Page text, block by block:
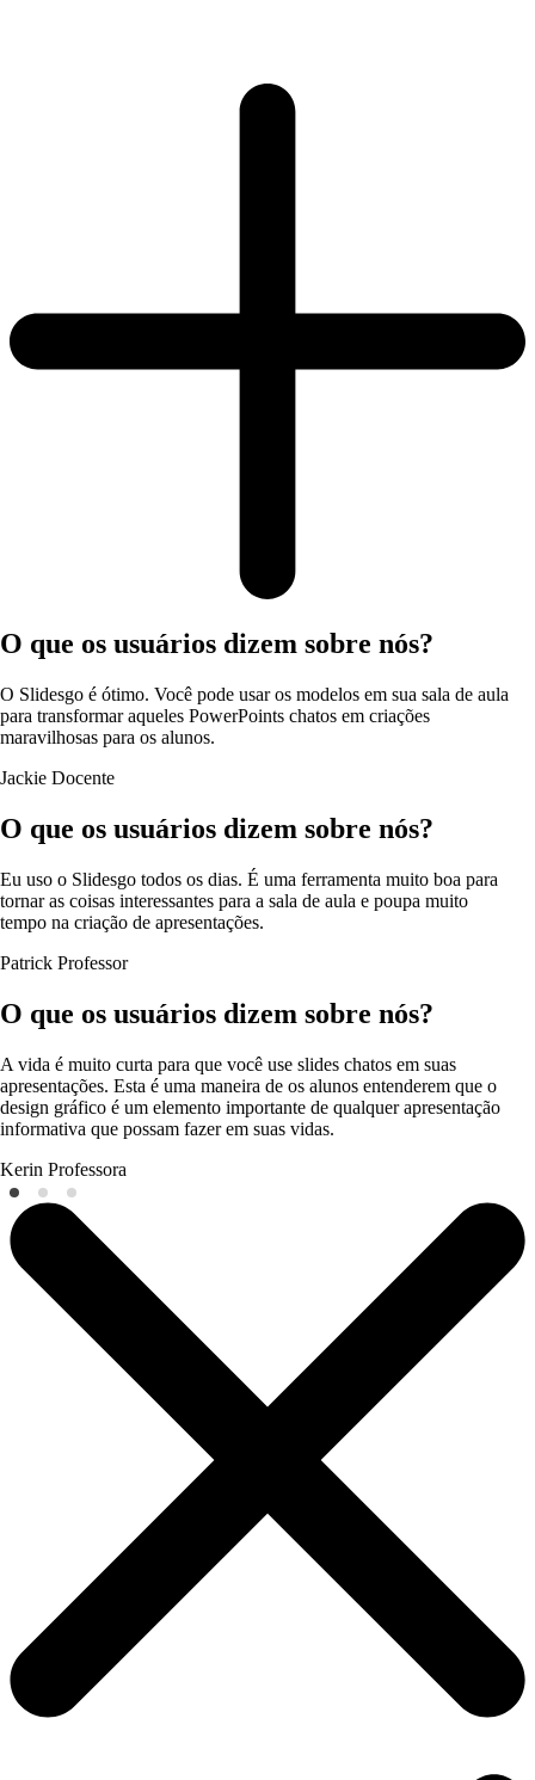
O que os usuários dizem sobre nós?
O Slidesgo é ótimo. Você pode usar os modelos em sua sala de aula
para transformar aqueles PowerPoints chatos em criações
maravilhosas para os alunos.
Jackie Docente
O que os usuários dizem sobre nós?
Eu uso o Slidesgo todos os dias. É uma ferramenta muito boa para
tornar as coisas interessantes para a sala de aula e poupa muito
tempo na criação de apresentações.
Patrick Professor
O que os usuários dizem sobre nós?
A vida é muito curta para que você use slides chatos em suas
apresentações. Esta é uma maneira de os alunos entenderem que o
design gráfico é um elemento importante de qualquer apresentação
informativa que possam fazer em suas vidas.
Kerin Professora